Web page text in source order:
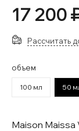
17 200
Рассчитать
объем
100 мл 50
Maison